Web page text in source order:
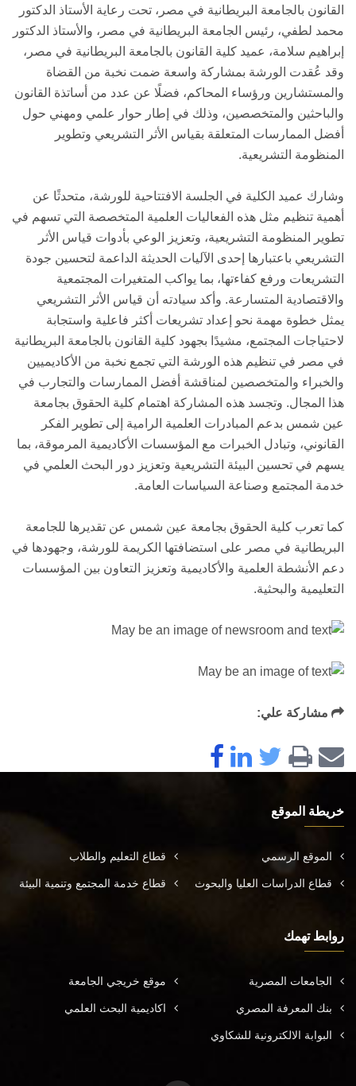
القانون بالجامعة البريطانية في مصر، تحت رعاية الأستاذ الدكتور
محمد لطفي، رئيس الجامعة البريطانية في مصر، والأستاذ الدكتور
إبراهيم سلامة، عميد كلية القانون بالجامعة البريطانية في مصر،
وقد عُقدت الورشة بمشاركة واسعة ضمت نخبة من القضاة
والمستشارين ورؤساء المحاكم، فضلًا عن عدد من أساتذة القانون
والباحثين والمتخصصين، وذلك في إطار حوار علمي ومهني حول
أفضل الممارسات المتعلقة بقياس الأثر التشريعي وتطوير
المنظومة التشريعية.
وشارك عميد الكلية في الجلسة الافتتاحية للورشة، متحدثًا عن
أهمية تنظيم مثل هذه الفعاليات العلمية المتخصصة التي تسهم في
تطوير المنظومة التشريعية، وتعزيز الوعي بأدوات قياس الأثر
التشريعي باعتبارها إحدى الآليات الحديثة الداعمة لتحسين جودة
التشريعات ورفع كفاءتها، بما يواكب المتغيرات المجتمعية
والاقتصادية المتسارعة. وأكد سيادته أن قياس الأثر التشريعي
يمثل خطوة مهمة نحو إعداد تشريعات أكثر فاعلية واستجابة
لاحتياجات المجتمع، مشيدًا بجهود كلية القانون بالجامعة البريطانية
في مصر في تنظيم هذه الورشة التي تجمع نخبة من الأكاديميين
والخبراء والمتخصصين لمناقشة أفضل الممارسات والتجارب في
هذا المجال. وتجسد هذه المشاركة اهتمام كلية الحقوق بجامعة
عين شمس بدعم المبادرات العلمية الرامية إلى تطوير الفكر
القانوني، وتبادل الخبرات مع المؤسسات الأكاديمية المرموقة، بما
يسهم في تحسين البيئة التشريعية وتعزيز دور البحث العلمي في
خدمة المجتمع وصناعة السياسات العامة.
كما تعرب كلية الحقوق بجامعة عين شمس عن تقديرها للجامعة
البريطانية في مصر على استضافتها الكريمة للورشة، وجهودها في
دعم الأنشطة العلمية والأكاديمية وتعزيز التعاون بين المؤسسات
التعليمية والبحثية.
مشاركة علي:
خريطة الموقع
الموقع الرسمي قطاع التعليم والطلاب
قطاع الدراسات العليا والبحوث قطاع خدمة المجتمع وتنمية البيئة
روابط تهمك
الجامعات المصرية موقع خريجي الجامعة
بنك المعرفة المصري اكاديمية البحث العلمي
البوابة الالكترونية للشكاوي